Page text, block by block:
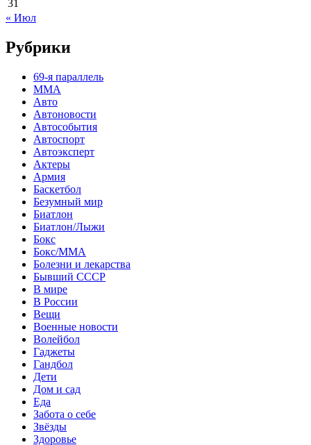
31
« Июл
Рубрики
69-я параллель
MMA
Авто
Автоновости
Автособытия
Автоспорт
Автоэксперт
Актеры
Армия
Баскетбол
Безумный мир
Биатлон
Биатлон/Лыжи
Бокс
Бокс/MMA
Болезни и лекарства
Бывший СССР
В мире
В России
Вещи
Военные новости
Волейбол
Гаджеты
Гандбол
Дети
Дом и сад
Еда
Забота о себе
Звёзды
Здоровье